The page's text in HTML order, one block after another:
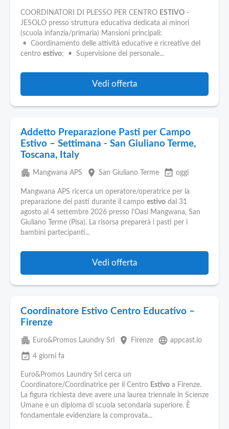
COORDINATORI DI PLESSO PER CENTRO ESTIVO -
JESOLO presso struttura educativa dedicata ai minori
(scuola infanzia/primaria) Mansioni principali:
• Coordinamento delle attività educative e ricreative del
centro estivo; • Supervisione del personale...
Vedi offerta
Addetto Preparazione Pasti per Campo
Estivo – Settimana - San Giuliano Terme,
Toscana, Italy
apartment Mangwana APS place San Giuliano Terme event_available oggi
Mangwana APS ricerca un operatore/operatrice per la
preparazione dei pasti durante il campo estivo dal 31
agosto al 4 settembre 2026 presso l'Oasi Mangwana, San
Giuliano Terme (Pisa). La risorsa preparerà i pasti per i
bambini partecipanti...
Vedi offerta
Coordinatore Estivo Centro Educativo –
Firenze
apartment Euro&Promos Laundry Srl place Firenze language appcast.io
event_available 4 giorni fa
Euro&Promos Laundry Srl cerca un
Coordinatore/Coordinatrice per il Centro Estivo a Firenze.
La figura richiesta deve avere una laurea triennale in Scienze
Umane e un diploma di scuola secondaria superiore. È
fondamentale evidenziare la comprovata...